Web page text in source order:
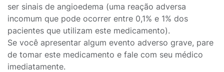
ser sinais de angioedema (uma reação adversa
incomum que pode ocorrer entre 0,1% e 1% dos
pacientes que utilizam este medicamento).
Se você apresentar algum evento adverso grave, pare
de tomar este medicamento e fale com seu médico
imediatamente.